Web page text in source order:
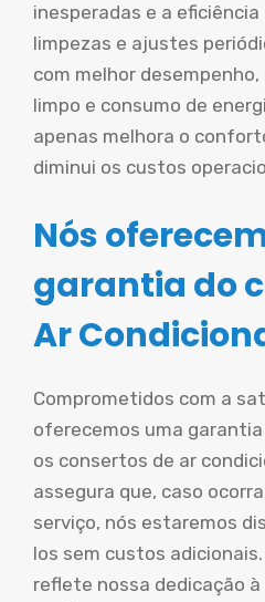
inesperadas e a
limpezas e ajustes
com melhor
limpo e consumo de
apenas melhora o
diminui os custos
Nós
garantia do
Ar
Comprometidos com a
oferecemos uma
os consertos de ar
assegura que, caso
serviço, nós estaremos
los sem custos
reflete nossa dedicação à